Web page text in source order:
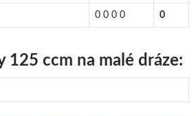
0 0 0 0 0
125 ccm na malé dráze: